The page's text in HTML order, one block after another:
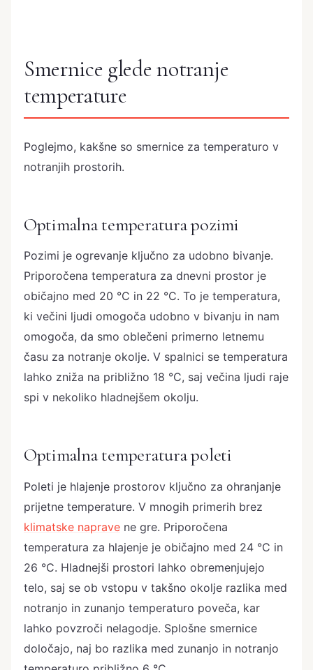
Smernice glede notranje
temperature
Poglejmo, kakšne so smernice za temperaturo v
notranjih prostorih.
Optimalna temperatura pozimi
Pozimi je ogrevanje ključno za udobno bivanje.
Priporočena temperatura za dnevni prostor je
običajno med 20 °C in 22 °C. To je temperatura,
ki večini ljudi omogoča udobno v bivanju in nam
omogoča, da smo oblečeni primerno letnemu
času za notranje okolje. V spalnici se temperatura
lahko zniža na približno 18 °C, saj večina ljudi raje
spi v nekoliko hladnejšem okolju.
Optimalna temperatura poleti
Poleti je hlajenje prostorov ključno za ohranjanje
prijetne temperature. V mnogih primerih brez
klimatske naprave ne gre. Priporočena
temperatura za hlajenje je običajno med 24 °C in
26 °C. Hladnejši prostori lahko obremenjujejo
telo, saj se ob vstopu v takšno okolje razlika med
notranjo in zunanjo temperaturo poveča, kar
lahko povzroči nelagodje. Splošne smernice
določajo, naj bo razlika med zunanjo in notranjo